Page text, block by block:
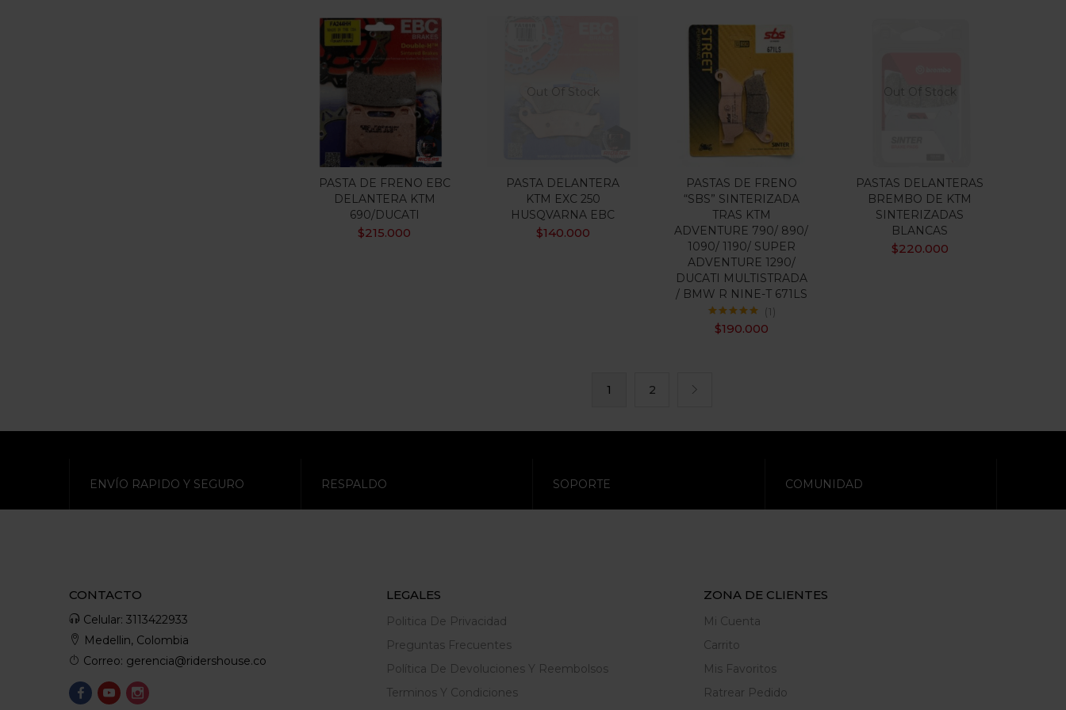
PASTA DE FRENO EBC
DELANTERA KTM
690/DUCATI
$215.000
Out Of Stock
PASTA DELANTERA
KTM EXC 250
HUSQVARNA EBC
$140.000
PASTAS DE FRENO
“SBS” SINTERIZADA
TRAS KTM
ADVENTURE 790/ 890/
1090/ 1190/ SUPER
ADVENTURE 1290/
DUCATI MULTISTRADA
/ BMW R NINE-T 671LS
Valorado con
5.00
1
$190.000
Out Of Stock
PASTAS DELANTERAS
BREMBO DE KTM
SINTERIZADAS
BLANCAS
$220.000
1 2
ENVÍO RAPIDO Y SEGURO RESPALDO SOPORTE COMUNIDAD
CONTACTO
Celular: 3113422933
Medellin, Colombia
Correo: gerencia@ridershouse.co
LEGALES
Politica De Privacidad
Preguntas Frecuentes
Política De Devoluciones Y Reembolsos
Terminos Y Condiciones
ZONA DE CLIENTES
Mi Cuenta
Carrito
Mis Favoritos
Ratrear Pedido